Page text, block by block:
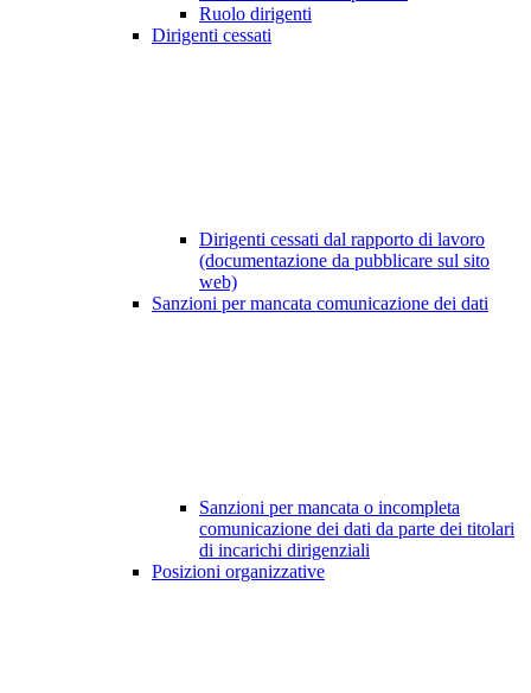
Ruolo dirigenti
Dirigenti cessati
Dirigenti cessati dal rapporto di lavoro
(documentazione da pubblicare sul sito
web)
Sanzioni per mancata comunicazione dei dati
Sanzioni per mancata o incompleta
comunicazione dei dati da parte dei titolari
di incarichi dirigenziali
Posizioni organizzative